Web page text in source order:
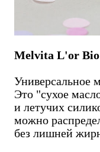
Melvita L'or Bio
Универсальное
Это "сухое
и летучих
можно
без лишней